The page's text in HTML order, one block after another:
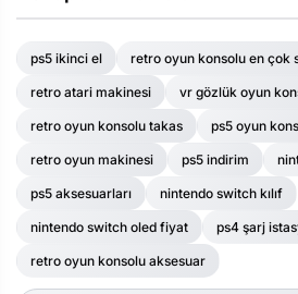
ps5 ikinci el retro oyun konsolu en çok
retro atari makinesi vr gözlük oyun
retro oyun konsolu takas ps5 oyun
retro oyun makinesi ps5 indirim
ps5 aksesuarları nintendo switch kılıf
nintendo switch oled fiyat ps4 şarj
retro oyun konsolu aksesuar